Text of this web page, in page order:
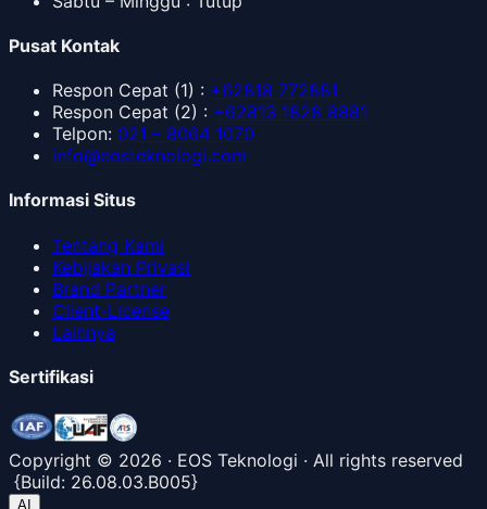
Pusat Kontak
Respon Cepat (1) : +62818 772881
Respon Cepat (2) : +62813 1828 8881
Telpon: 021 – 8064 1070
info@eosteknologi.com
Informasi Situs
Tentang Kami
Kebijakan Privasi
Brand Partner
Client-License
Lainnya
Sertifikasi
Copyright © 2026 · EOS Teknologi · All rights reserved
{Build: 26.08.03.B005}
AI